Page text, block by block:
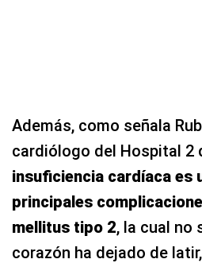
Además, como señala
cardiólogo del Hospital 2
insuficiencia cardíaca es
principales
mellitus tipo 2, la cual no
corazón ha dejado de